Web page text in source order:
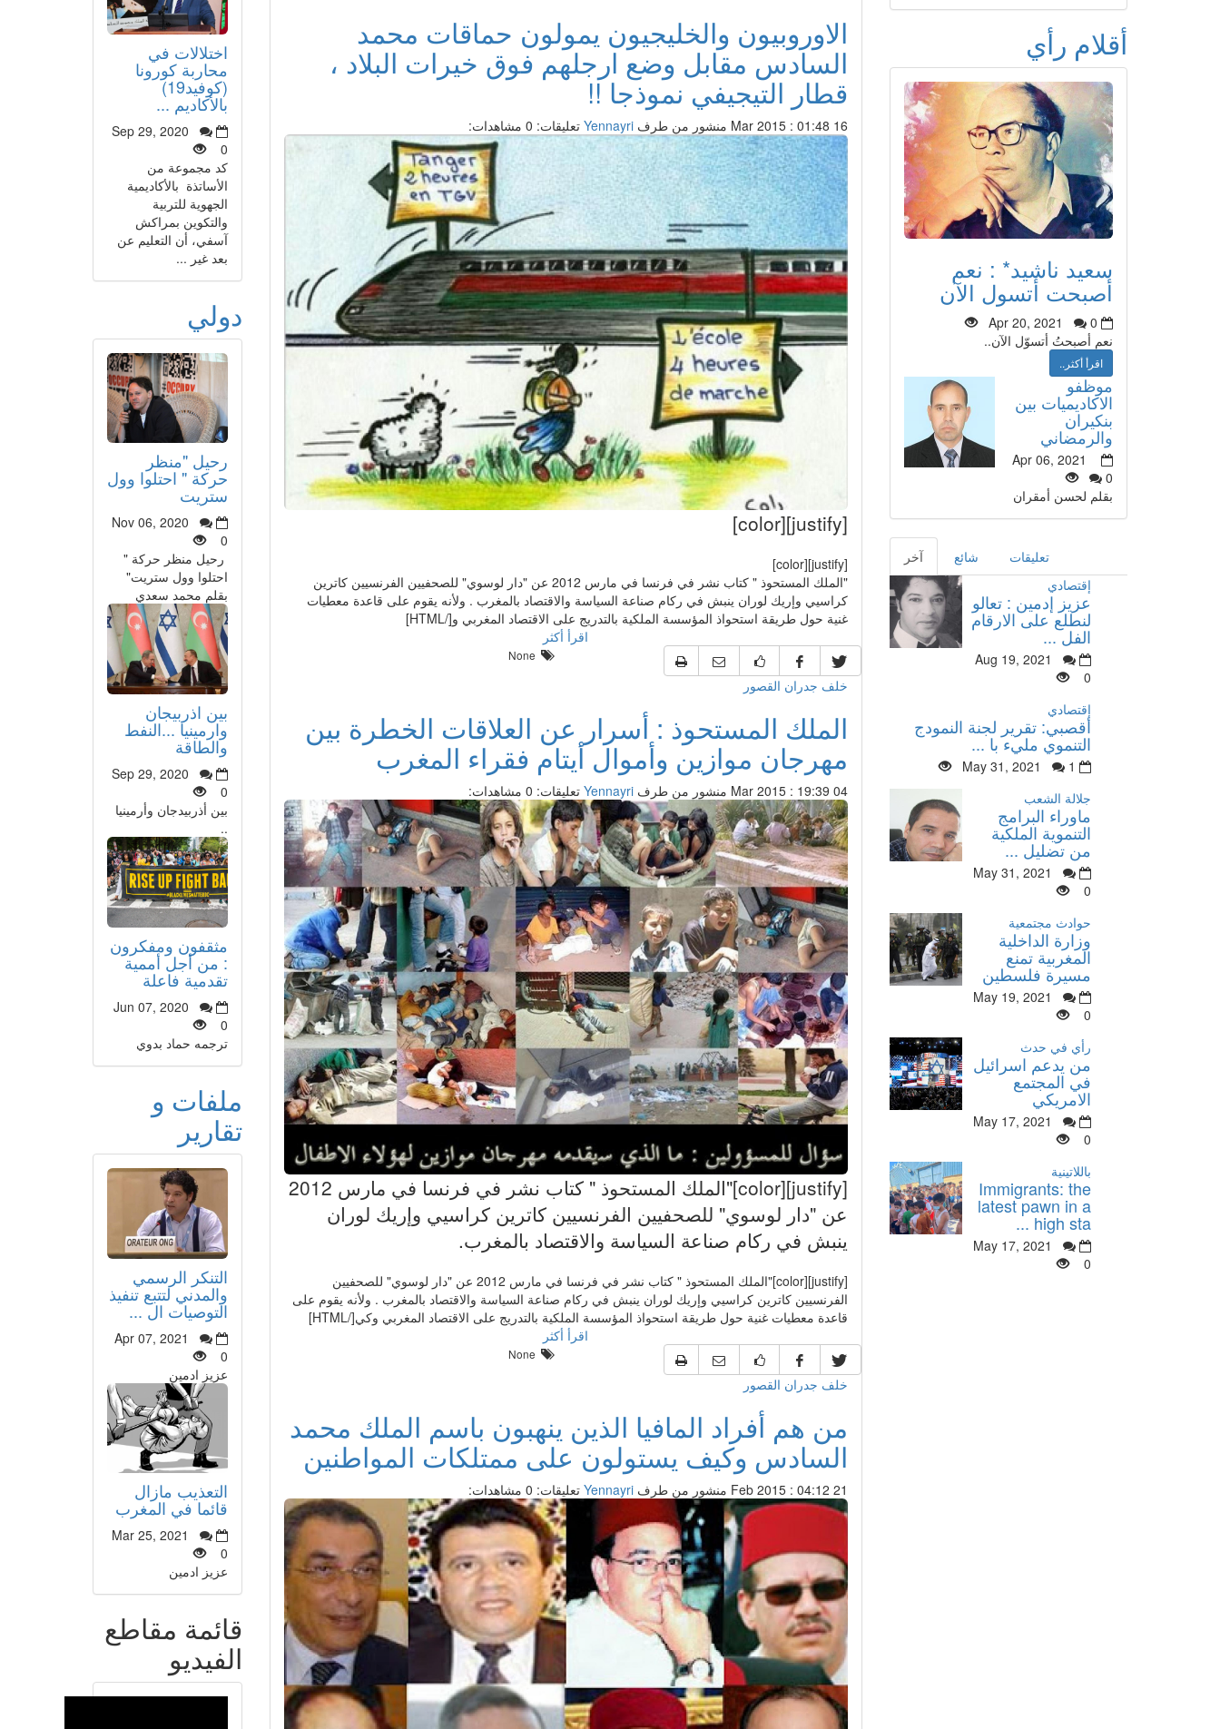
اختلالات في
محاربة كورونا
(كوفيد19)
بالأكاديم ...
Sep 29, 2020
0
كد مجموعة من
الأساتذة بالأكاديمية
الجهوية للتربية
والتكوين بمراكش
آسفي، أن التعليم عن
بعد غير ...
دولي
رحيل "منظر
حركة " احتلوا وول
ستريت
Nov 06, 2020
0
رحيل منظر حركة "
احتلوا وول ستريت"
بقلم محمد سعدي
بين اذربيجان
وارمينيا ...النفط
والطاقة
Sep 29, 2020
0
بين أذربيدجان وأرمينيا
..
مثقفون ومفكرون
: من أجل أممية
تقدمية فاعلة
Jun 07, 2020
0
ترجمه حماد بدوي
ملفات و
تقارير
التنكر الرسمي
والمدني لتتبع تنفيذ
التوصيات ال ...
Apr 07, 2021
0
عزيز ادمين
التعذيب مازال
قائما في المغرب
Mar 25, 2021
0
عزيز ادمين
قائمة مقاطع
الفيديو
الاوروبيون والخليجيون يمولون حماقات محمد
السادس مقابل وضع ارجلهم فوق خيرات البلاد ،
قطار التيجيفي نموذجا !!
16 Mar 2015 : 01:48 منشور من طرفYennayri تعليقات: 0 مشاهدات:
[justify][color]
[justify][color]
"الملك المستحوذ " كتاب نشر في فرنسا في مارس 2012 عن "دار لوسوي" للصحفيين الفرنسيين كاترين
كراسيي وإريك لوران ينبش في ركام صناعة السياسة والاقتصاد بالمغرب . ولأنه يقوم على قاعدة معطيات
غنية حول طريقة استحواذ المؤسسة الملكية بالتدريج على الاقتصاد المغربي و[/HTML]
اقرأ أكثر
None
خلف جدران القصور
الملك المستحوذ : أسرار عن العلاقات الخطرة بين
مهرجان موازين وأموال أيتام فقراء المغرب
04 Mar 2015 : 19:39 منشور من طرفYennayri تعليقات: 0 مشاهدات:
[justify][color]"الملك المستحوذ " كتاب نشر في فرنسا في مارس 2012
عن "دار لوسوي" للصحفيين الفرنسيين كاترين كراسيي وإريك لوران
ينبش في ركام صناعة السياسة والاقتصاد بالمغرب.
[justify][color]"الملك المستحوذ " كتاب نشر في فرنسا في مارس 2012 عن "دار لوسوي" للصحفيين
الفرنسيين كاترين كراسيي وإريك لوران ينبش في ركام صناعة السياسة والاقتصاد بالمغرب . ولأنه يقوم على
قاعدة معطيات غنية حول طريقة استحواذ المؤسسة الملكية بالتدريج على الاقتصاد المغربي وكي[/HTML]
اقرأ أكثر
None
خلف جدران القصور
من هم أفراد المافيا الذين ينهبون باسم الملك محمد
السادس وكيف يستولون على ممتلكات المواطنين
21 Feb 2015 : 04:12 منشور من طرفYennayri تعليقات: 0 مشاهدات:
أقلام رأي
سعيد ناشيد* : نعم
أصبحت أتسول الآن
Apr 20, 2021
0
نعم أصبحتُ أتسوّل الآن..
اقرأ أكثر..
موظفو
الاكاديميات بين
بنكيران
والرمضاني
Apr 06, 2021
0
بقلم لحسن أمقران
آخر شائع
تعليقات
إقتصادي
عزيز إدمين : تعالو
لنطلع على الارقام
الفل ...
Aug 19, 2021
0
إقتصادي
أقصبي: تقرير لجنة النمودج
التنموي مليء با ...
May 31, 2021
1
جلالة الشعب
ماوراء البرامج
التنموية الملكية
من تضليل ...
May 31, 2021
0
حوادث مجتمعية
وزارة الداخلية
المغربية تمنع
مسيرة فلسطين
May 19, 2021
0
رأي في حدث
من يدعم اسرائيل
في المجتمع
الامريكي
May 17, 2021
0
باللاتينية
Immigrants: the
latest pawn in a
high sta ...
May 17, 2021
0